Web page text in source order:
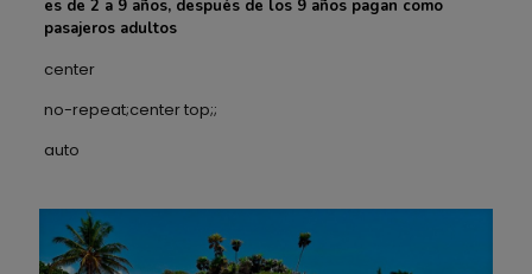
es de 2 a 9 años, después de los 9 años pagan como
pasajeros adultos
center
no-repeat;center top;;
auto